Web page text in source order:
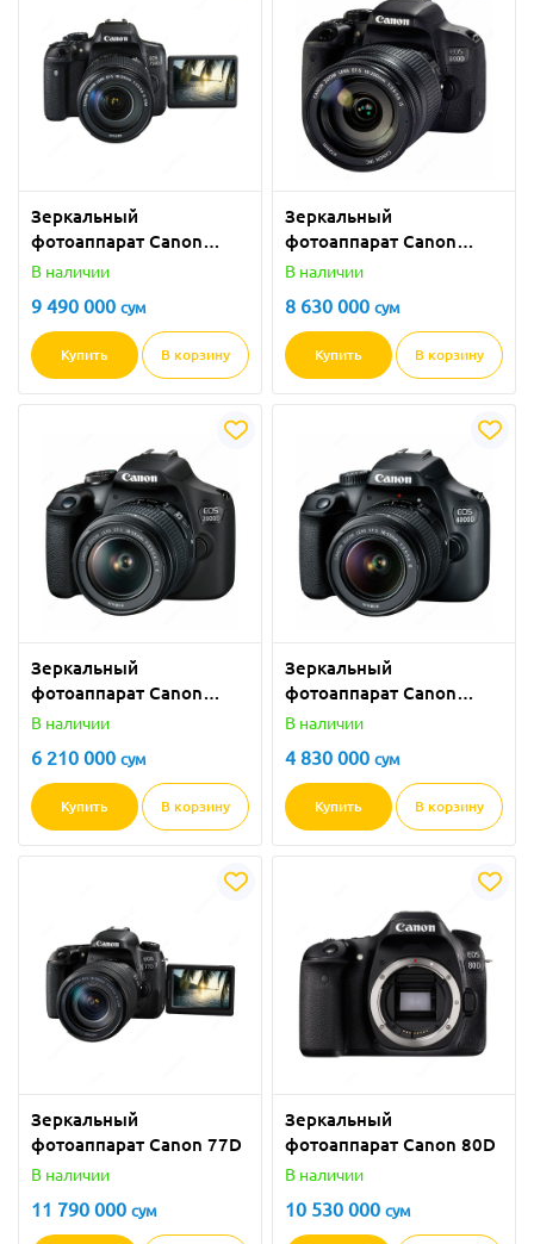
Зеркальный
фотоаппарат Canon
750D
В наличии
9 490 000 сум
Купить В корзину
Зеркальный
фотоаппарат Canon
800D
В наличии
8 630 000 сум
Купить В корзину
Зеркальный
фотоаппарат Canon
2000D
В наличии
6 210 000 сум
Купить В корзину
Зеркальный
фотоаппарат Canon
4000D
В наличии
4 830 000 сум
Купить В корзину
Зеркальный
фотоаппарат Canon 77D
В наличии
11 790 000 сум
Зеркальный
фотоаппарат Canon 80D
В наличии
10 530 000 сум